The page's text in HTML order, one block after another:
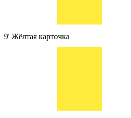
9' Жёлтая карточка